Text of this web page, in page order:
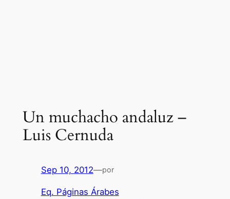
Un muchacho andaluz –
Luis Cernuda
Sep 10, 2012—por
Eq. Páginas Árabes